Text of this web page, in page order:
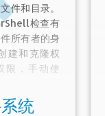
件和目录。
检查有
所有者的身
建和克隆权
限，手动使
系统